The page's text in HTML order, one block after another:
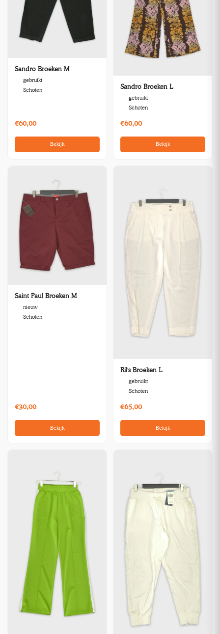
Sandro Broeken M
gebruikt
Schoten
€60,00
Bekijk
Sandro Broeken L
gebruikt
Schoten
€60,00
Bekijk
Saint Paul Broeken M
nieuw
Schoten
€30,00
Bekijk
Ril's Broeken L
gebruikt
Schoten
€65,00
Bekijk